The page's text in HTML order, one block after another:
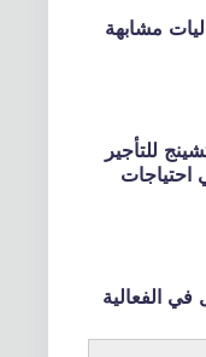
مشابهة
للتأجير
احتياجات
الفعالية